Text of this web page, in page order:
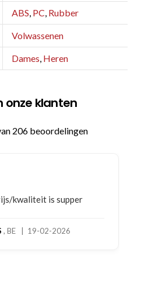
ABS, PC, Rubber
Volwassenen
Dames, Heren
onze klanten
206 beoordelingen
goede prijzen en
met gifts, waardoor je